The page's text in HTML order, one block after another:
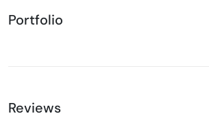
Portfolio
Reviews